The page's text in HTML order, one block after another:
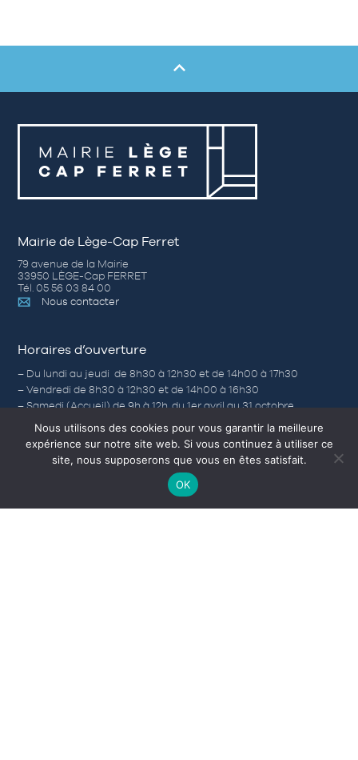
Mairie de Lège-Cap Ferret
79 avenue de la Mairie
33950 LÈGE-Cap FERRET
Tél. 05 56 03 84 00
Nous contacter
Horaires d’ouverture
– Du lundi au jeudi de 8h30 à 12h30 et de 14h00 à 17h30
– Vendredi de 8h30 à 12h30 et de 14h00 à 16h30
– Samedi (Accueil) de 9h à 12h, du 1er avril au 31 octobre.
Nos autres sites
L’Office de Tourisme
Nous utilisons des cookies pour vous garantir la meilleure
expérience sur notre site web. Si vous continuez à utiliser ce
site, nous supposerons que vous en êtes satisfait.
OK